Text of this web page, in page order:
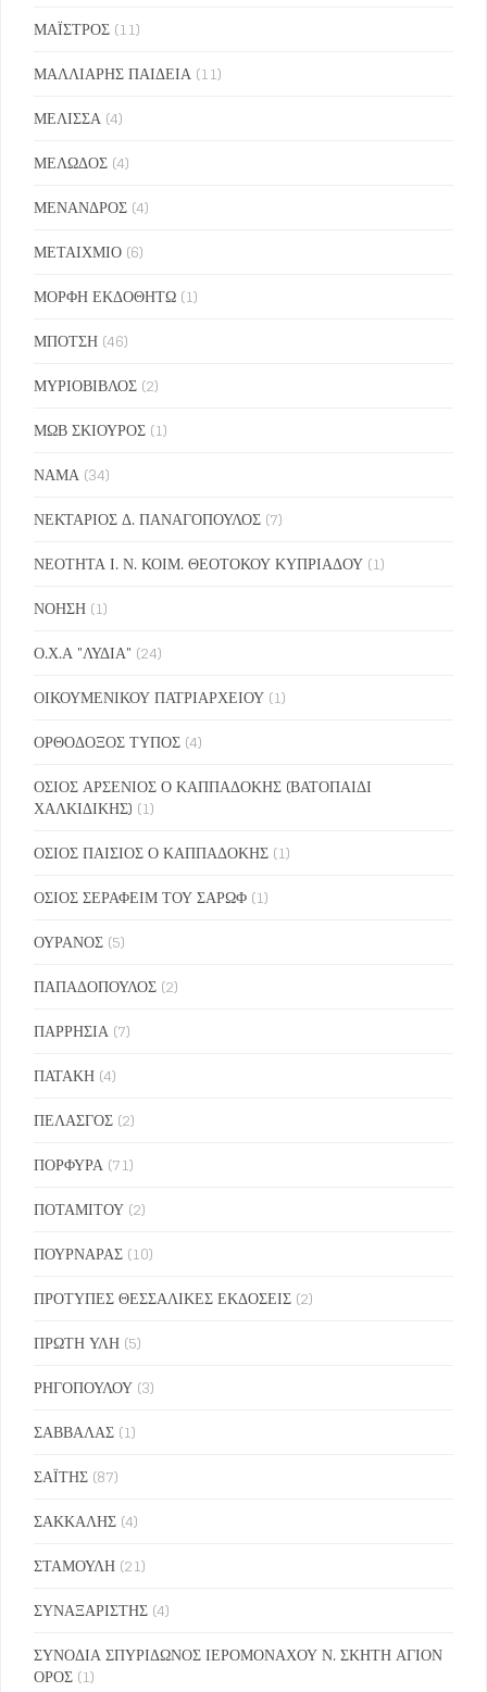
ΜΑΪΣΤΡΟΣ (11)
ΜΑΛΛΙΑΡΗΣ ΠΑΙΔΕΙΑ (11)
ΜΕΛΙΣΣΑ (4)
ΜΕΛΩΔΟΣ (4)
ΜΕΝΑΝΔΡΟΣ (4)
ΜΕΤΑΙΧΜΙΟ (6)
ΜΟΡΦΗ ΕΚΔΟΘΗΤΩ (1)
ΜΠΟΤΣΗ (46)
ΜΥΡΙΟΒΙΒΛΟΣ (2)
ΜΩΒ ΣΚΙΟΥΡΟΣ (1)
ΝΑΜΑ (34)
ΝΕΚΤΑΡΙΟΣ Δ. ΠΑΝΑΓΟΠΟΥΛΟΣ (7)
ΝΕΟΤΗΤΑ Ι. Ν. ΚΟΙΜ. ΘΕΟΤΟΚΟΥ ΚΥΠΡΙΑΔΟΥ (1)
ΝΟΗΣΗ (1)
Ο.Χ.Α "ΛΥΔΙΑ" (24)
ΟΙΚΟΥΜΕΝΙΚΟΥ ΠΑΤΡΙΑΡΧΕΙΟΥ (1)
ΟΡΘΟΔΟΞΟΣ ΤΥΠΟΣ (4)
ΟΣΙΟΣ ΑΡΣΕΝΙΟΣ Ο ΚΑΠΠΑΔΟΚΗΣ (ΒΑΤΟΠΑΙΔΙ
ΧΑΛΚΙΔΙΚΗΣ) (1)
ΟΣΙΟΣ ΠΑΙΣΙΟΣ Ο ΚΑΠΠΑΔΟΚΗΣ (1)
ΟΣΙΟΣ ΣΕΡΑΦΕΙΜ ΤΟΥ ΣΑΡΩΦ (1)
ΟΥΡΑΝΟΣ (5)
ΠΑΠΑΔΟΠΟΥΛΟΣ (2)
ΠΑΡΡΗΣΙΑ (7)
ΠΑΤΑΚΗ (4)
ΠΕΛΑΣΓΟΣ (2)
ΠΟΡΦΥΡΑ (71)
ΠΟΤΑΜΙΤΟΥ (2)
ΠΟΥΡΝΑΡΑΣ (10)
ΠΡΟΤΥΠΕΣ ΘΕΣΣΑΛΙΚΕΣ ΕΚΔΟΣΕΙΣ (2)
ΠΡΩΤΗ ΥΛΗ (5)
ΡΗΓΟΠΟΥΛΟΥ (3)
ΣΑΒΒΑΛΑΣ (1)
ΣΑΪΤΗΣ (87)
ΣΑΚΚΑΛΗΣ (4)
ΣΤΑΜΟΥΛΗ (21)
ΣΥΝΑΞΑΡΙΣΤΗΣ (4)
ΣΥΝΟΔΙΑ ΣΠΥΡΙΔΩΝΟΣ ΙΕΡΟΜΟΝΑΧΟΥ Ν. ΣΚΗΤΗ ΑΓΙΟΝ
ΟΡΟΣ (1)